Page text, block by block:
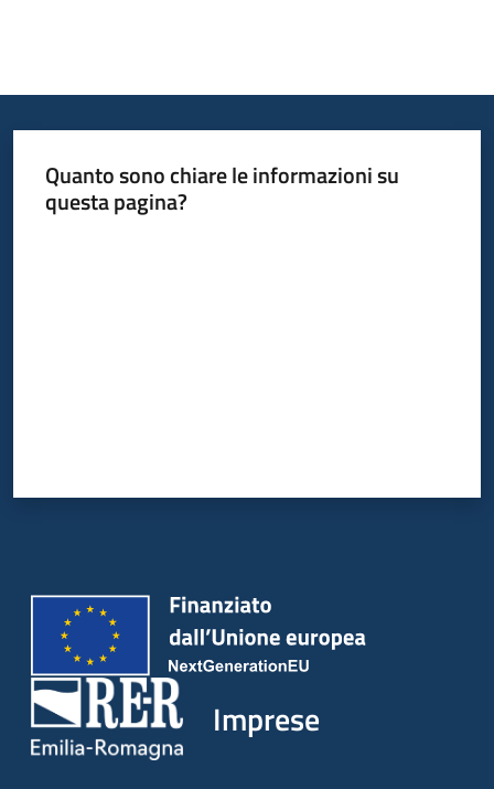
Quanto sono chiare le informazioni su
questa pagina?
Imprese